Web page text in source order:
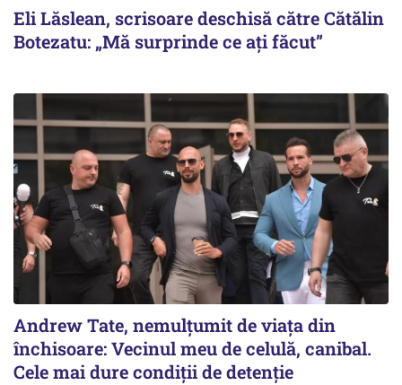
Eli Lăslean, scrisoare deschisă către Cătălin
Botezatu: „Mă surprinde ce ați făcut”
Andrew Tate, nemulțumit de viața din
închisoare: Vecinul meu de celulă, canibal.
Cele mai dure condiții de detenție